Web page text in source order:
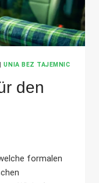
|UNIA BEZ TAJEMNIC
den
formalen